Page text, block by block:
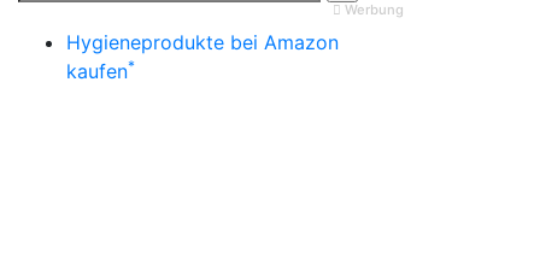
Werbung
Hygieneprodukte bei Amazon
kaufen*